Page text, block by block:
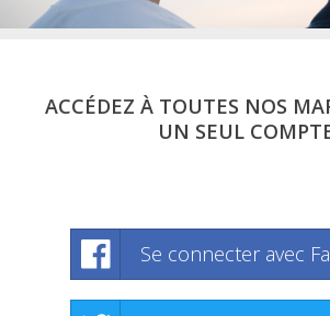
ACCÉDEZ À TOUTES NOS
UN SEUL
Se connecter avec